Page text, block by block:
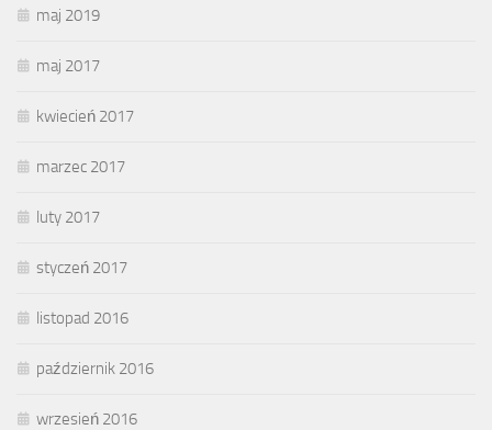
maj 2019
maj 2017
kwiecień 2017
marzec 2017
luty 2017
styczeń 2017
listopad 2016
październik 2016
wrzesień 2016